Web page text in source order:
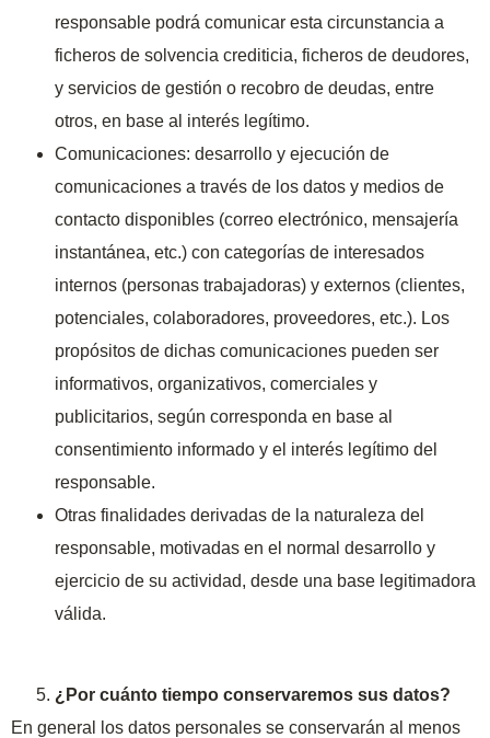
responsable podrá comunicar esta circunstancia a
ficheros de solvencia crediticia, ficheros de deudores,
y servicios de gestión o recobro de deudas, entre
otros, en base al interés legítimo.
Comunicaciones: desarrollo y ejecución de
comunicaciones a través de los datos y medios de
contacto disponibles (correo electrónico, mensajería
instantánea, etc.) con categorías de interesados
internos (personas trabajadoras) y externos (clientes,
potenciales, colaboradores, proveedores, etc.). Los
propósitos de dichas comunicaciones pueden ser
informativos, organizativos, comerciales y
publicitarios, según corresponda en base al
consentimiento informado y el interés legítimo del
responsable.
Otras finalidades derivadas de la naturaleza del
responsable, motivadas en el normal desarrollo y
ejercicio de su actividad, desde una base legitimadora
válida.
¿Por cuánto tiempo conservaremos sus datos?
En general los datos personales se conservarán al menos